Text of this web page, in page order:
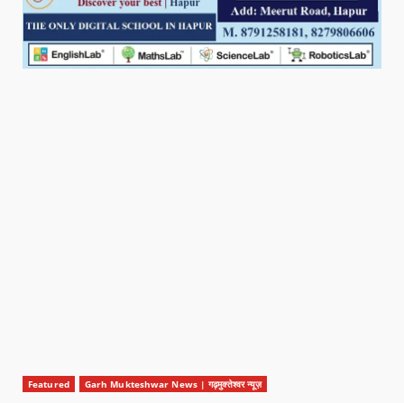
Featured Garh Mukteshwar News | गढ़मुक्तेश्वर न्यूज़